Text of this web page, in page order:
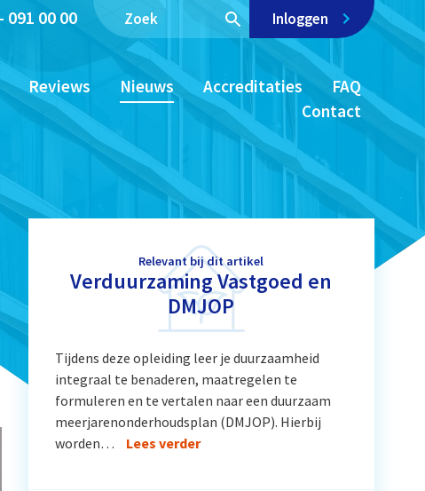
091 00 00 Inloggen
Reviews Nieuws Accreditaties
FAQ
Contact
Relevant bij dit artikel
Verduurzaming Vastgoed en
DMJOP
Tijdens deze opleiding leer je duurzaamheid
integraal te benaderen, maatregelen te
formuleren en te vertalen naar een duurzaam
meerjarenonderhoudsplan (DMJOP). Hierbij
worden…
Lees verder